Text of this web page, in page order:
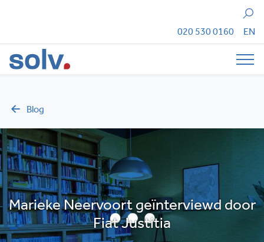
Zoeken
020 530 0160 EN
Blog
Marieke Neervoort geïnterviewd door
Fiat Justitia